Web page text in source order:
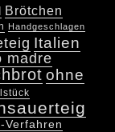
Brötchen
Handgeschlagen
Italien
madre
ohne
Verfahren